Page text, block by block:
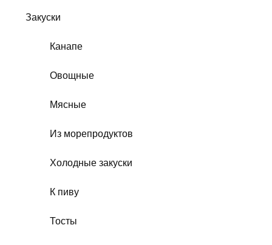
Закуски
Канапе
Овощные
Мясные
Из морепродуктов
Холодные закуски
К пиву
Тосты